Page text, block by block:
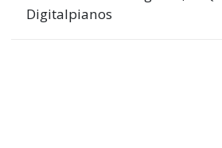
Digitalpianos